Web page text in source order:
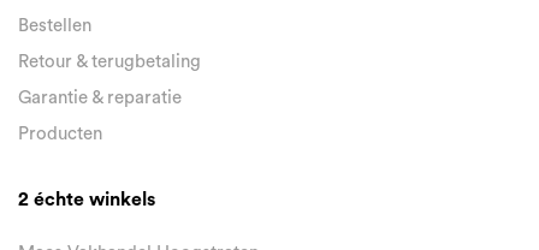
Bestellen
Retour & terugbetaling
Garantie & reparatie
Producten
2 échte winkels